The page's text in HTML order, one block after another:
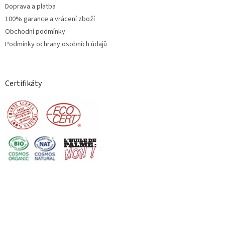
Doprava a platba
100% garance a vrácení zboží
Obchodní podmínky
Podmínky ochrany osobních údajů
Certifikáty